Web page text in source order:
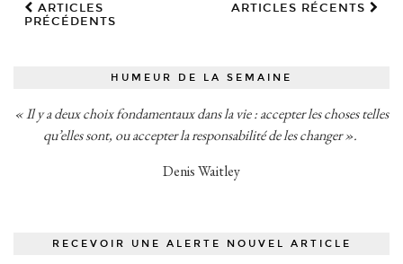
ARTICLES
PRÉCÉDENTS
ARTICLES RÉCENTS
HUMEUR DE LA SEMAINE
« Il y a deux choix fondamentaux dans la vie : accepter les choses telles
qu’elles sont, ou accepter la responsabilité de les changer ».
Denis Waitley
RECEVOIR UNE ALERTE NOUVEL ARTICLE